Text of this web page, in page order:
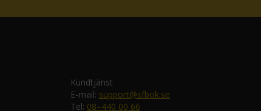
Kundtjänst
E-mail: support@sfbok.se
Tel: 08–440 00 66